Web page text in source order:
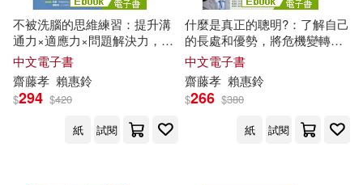
不被洗腦的思維練習：提升溝
通力×適應力×問題解決力，在
關鍵時刻做出正確的決策 (電子
書)
中文電子書
齋藤孝 賴惠鈴
$294 $420
紙
試閱
什麼是真正的聰明?：了解自己
的長處和優勢，將危機變轉機
的生存力【全民教育學者
孝的「人生教育」系列vol.2】
(電子書)
中文電子書
齋藤孝 賴惠鈴
$266 $380
紙
試閱